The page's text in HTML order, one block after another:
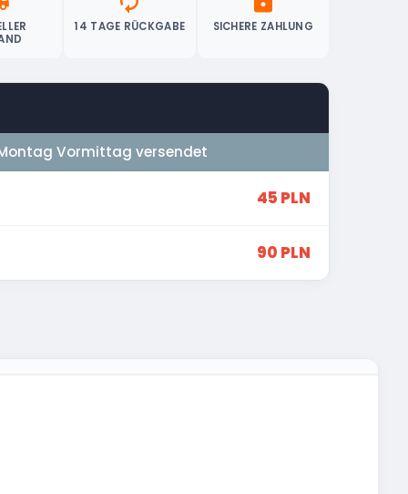
14 TAGE RÜCKGABE SICHERE ZAHLUNG
Vormittag versendet
45 PLN
90 PLN